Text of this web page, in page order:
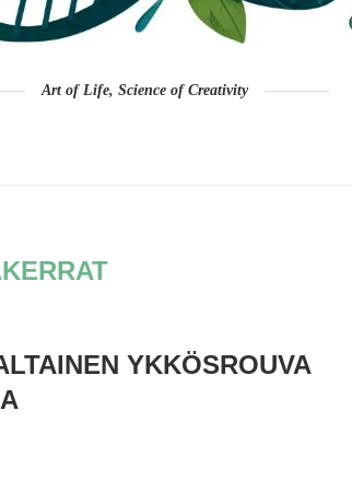
Art of Life, Science of Creativity
YKKÖSROUVA